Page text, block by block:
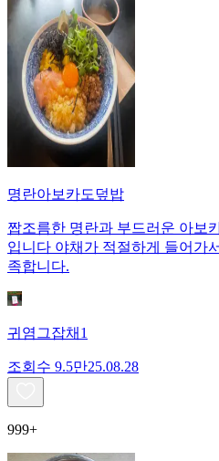
명란아보카도덮밥
짭조름한 명란과 부드러운 아보
입니다 야채가 적절하게 들어가
족합니다.
귀염그잡채1
조회수 9.5만25.08.28
999+